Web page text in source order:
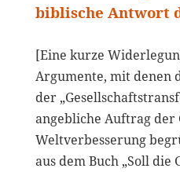
biblische Antwort
[Eine kurze
Argumente, mit denen
der
angebliche Auftrag der
Weltverbesserung
aus dem Buch „Soll die